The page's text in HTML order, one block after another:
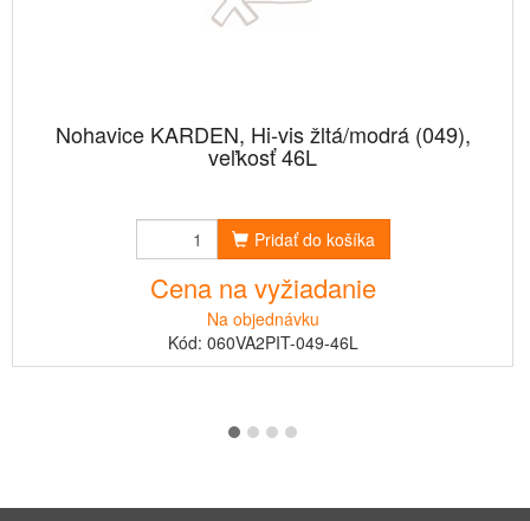
Nohavice KARDEN, Hi-vis žltá/modrá (049),
veľkosť 46L
Pridať do košíka
Cena na vyžiadanie
Na objednávku
Kód: 060VA2PIT-049-46L